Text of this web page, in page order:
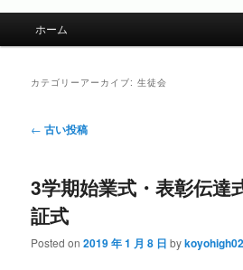
メインコンテンツへ移動
サブコンテンツへ移動
ホーム
カテゴリーアーカイブ:生徒会
投稿ナビゲーション
← 古い投稿
3学期始業式・表彰伝達
証式
Posted on2019 年 1 月 8 日 bykoyohigh02